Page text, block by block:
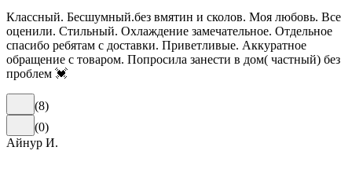
Классный. Бесшумный.без вмятин и сколов. Моя любовь. Все
оценили. Стильный. Охлаждение замечательное. Отдельное
спасибо ребятам с доставки. Приветливые. Аккуратное
обращение с товаром. Попросила занести в дом( частный) без
проблем 💓
(8)
(0)
Айнур И.